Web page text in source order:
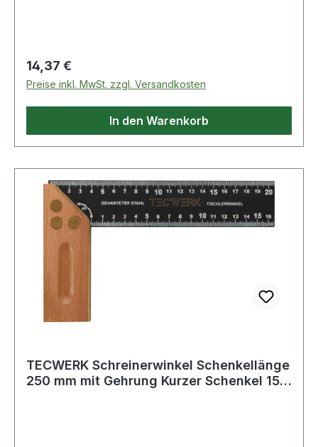
Regulärer Preis:
14,37 €
Preise inkl. MwSt. zzgl. Versandkosten
In den Warenkorb
TECWERK Schreinerwinkel Schenkellänge
250 mm mit Gehrung Kurzer Schenkel 150